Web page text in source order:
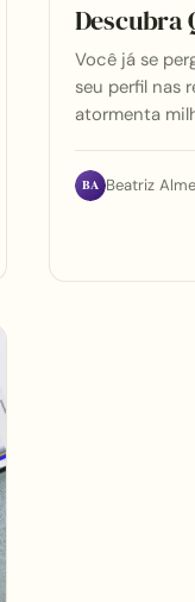
Descubra
Você já se
seu perfil nas
atormenta
BA Beatriz